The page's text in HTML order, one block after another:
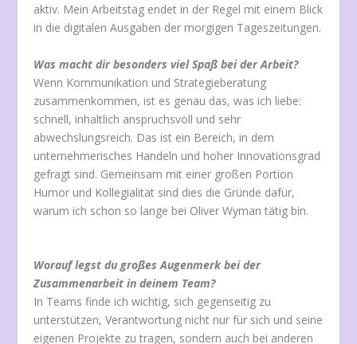
aktiv. Mein Arbeitstag endet in der Regel mit einem Blick
in die digitalen Ausgaben der morgigen Tageszeitungen.
Was macht dir besonders viel Spaß bei der Arbeit?
Wenn Kommunikation und Strategieberatung
zusammenkommen, ist es genau das, was ich liebe:
schnell, inhaltlich anspruchsvoll und sehr
abwechslungsreich. Das ist ein Bereich, in dem
unternehmerisches Handeln und hoher Innovationsgrad
gefragt sind. Gemeinsam mit einer großen Portion
Humor und Kollegialität sind dies die Gründe dafür,
warum ich schon so lange bei Oliver Wyman tätig bin.
Worauf legst du großes Augenmerk bei der
Zusammenarbeit in deinem Team?
In Teams finde ich wichtig, sich gegenseitig zu
unterstützen, Verantwortung nicht nur für sich und seine
eigenen Projekte zu tragen, sondern auch bei anderen